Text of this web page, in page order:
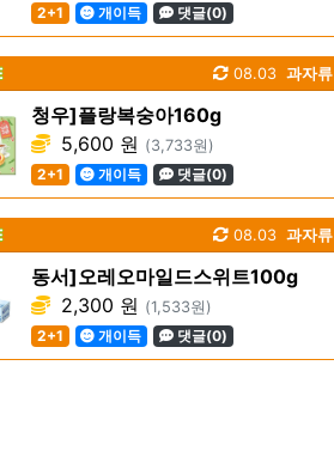
2+1
개이득 댓글(0)
과자류
08.03
청우]플랑복숭아160g
5,600 원 (3,733원)
2+1
개이득 댓글(0)
과자류
08.03
동서]오레오마일드스위트100g
2,300 원 (1,533원)
2+1
개이득 댓글(0)